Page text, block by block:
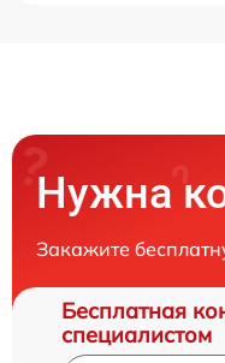
Нужна
Закажите
Бесплатная
специалистом